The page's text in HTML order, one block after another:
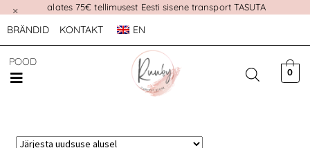
alates 75€ tellimusest Eesti sisene transport TASUTA
×
BRÄNDID KONTAKT EN
POOD
0